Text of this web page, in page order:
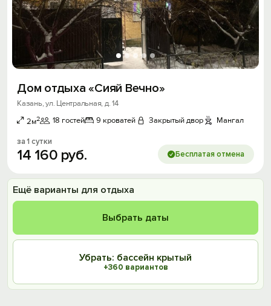
Дом отдыха «Сияй Вечно»
Казань, ул. Центральная, д. 14
2м2 18 гостей 9 кроватей Закрытый двор Мангал
за 1 сутки
14 160 руб. Бесплатая отмена
Ещё варианты для отдыха
Выбрать даты
Убрать: бассейн крытый
+360 вариантов